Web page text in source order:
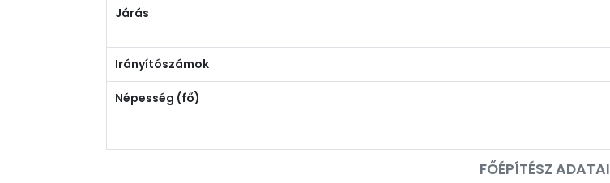
Járás
Irányítószámok
Népesség (fő)
FŐÉPÍTÉSZ ADATAI